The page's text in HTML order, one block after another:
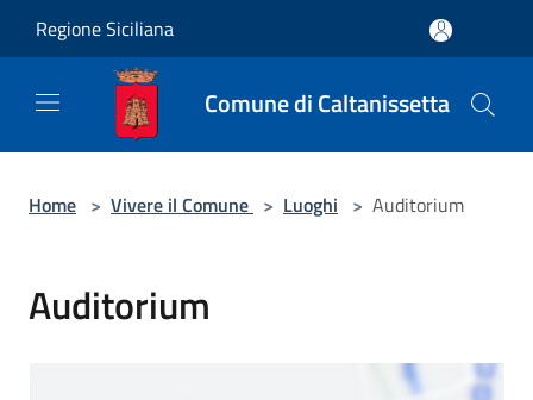
Regione Siciliana
Comune di Caltanissetta
Home > Vivere il Comune > Luoghi > Auditorium
Auditorium